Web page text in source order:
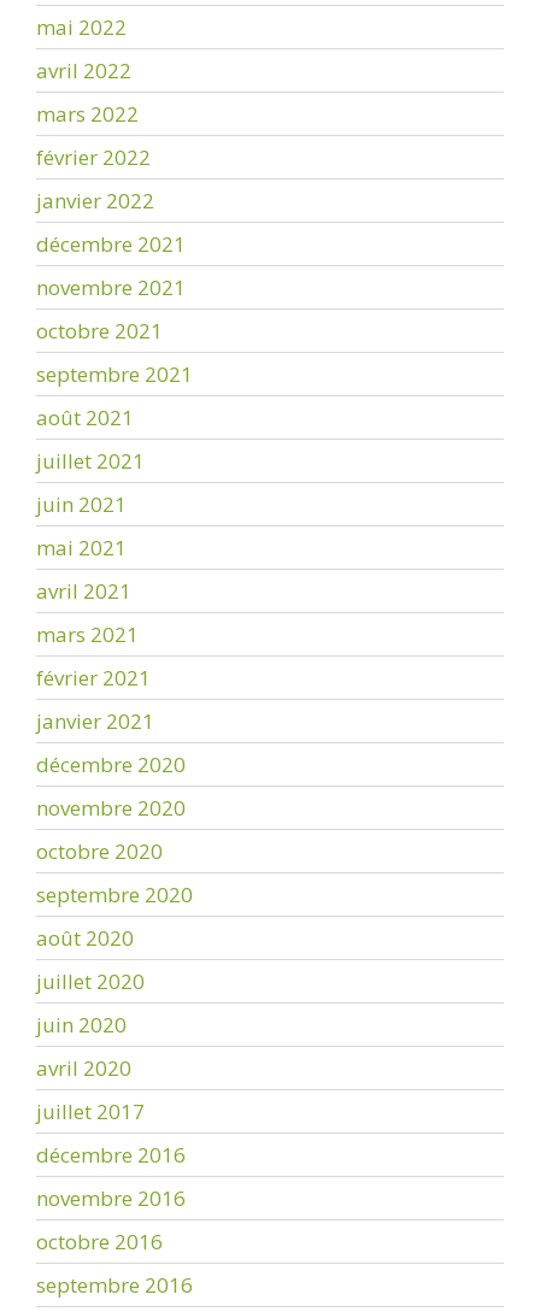
mai 2022
avril 2022
mars 2022
février 2022
janvier 2022
décembre 2021
novembre 2021
octobre 2021
septembre 2021
août 2021
juillet 2021
juin 2021
mai 2021
avril 2021
mars 2021
février 2021
janvier 2021
décembre 2020
novembre 2020
octobre 2020
septembre 2020
août 2020
juillet 2020
juin 2020
avril 2020
juillet 2017
décembre 2016
novembre 2016
octobre 2016
septembre 2016